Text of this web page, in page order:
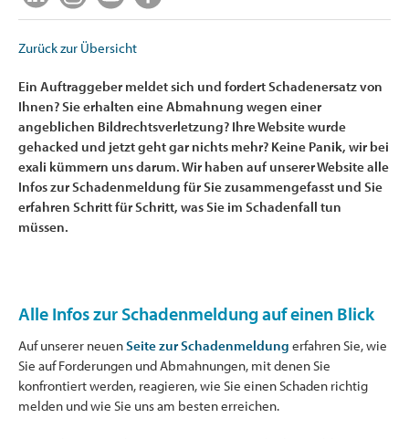
Zurück zur Übersicht
Ein Auftraggeber meldet sich und fordert Schadenersatz von
Ihnen? Sie erhalten eine Abmahnung wegen einer
angeblichen Bildrechtsverletzung? Ihre Website wurde
gehacked und jetzt geht gar nichts mehr? Keine Panik, wir bei
exali kümmern uns darum. Wir haben auf unserer Website alle
Infos zur Schadenmeldung für Sie zusammengefasst und Sie
erfahren Schritt für Schritt, was Sie im Schadenfall tun
müssen.
Alle Infos zur Schadenmeldung auf einen Blick
Auf unserer neuenSeite zur Schadenmeldung erfahren Sie, wie
Sie auf Forderungen und Abmahnungen, mit denen Sie
konfrontiert werden, reagieren, wie Sie einen Schaden richtig
melden und wie Sie uns am besten erreichen.